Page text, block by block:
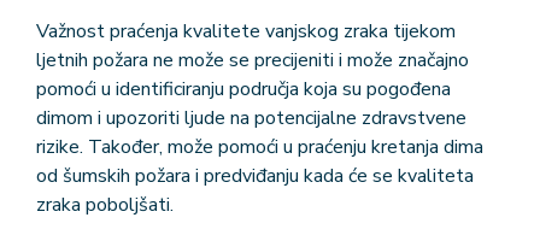
Važnost praćenja kvalitete vanjskog zraka tijekom
ljetnih požara ne može se precijeniti i može značajno
pomoći u identificiranju područja koja su pogođena
dimom i upozoriti ljude na potencijalne zdravstvene
rizike. Također, može pomoći u praćenju kretanja dima
od šumskih požara i predviđanju kada će se kvaliteta
zraka poboljšati.